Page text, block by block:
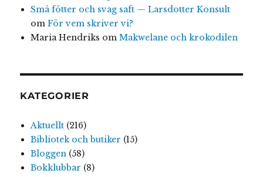
Små fötter och svag saft — Larsdotter Konsult
om För vem skriver vi?
Maria Hendriks om Makwelane och krokodilen
KATEGORIER
Aktuellt(216)
Bibliotek och butiker (15)
Bloggen(58)
Bokklubbar (8)